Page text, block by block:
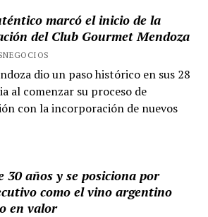
marcó el inicio de la
del Club Gourmet Mendoza
dio un paso histórico en sus 28
al comenzar su proceso de
con la incorporación de nuevos
30 años y se posiciona por
como el vino argentino
en valor